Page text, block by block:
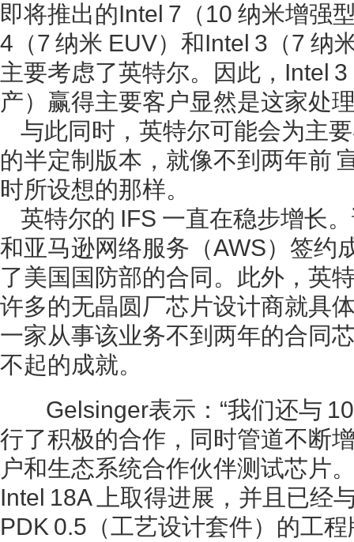
即将推出的Intel 7（10 纳米增强
4（7 纳米 EUV）和Intel 3（7 纳
主要考虑了英特尔。因此，Intel
产）赢得主要客户显然是这家处
与此同时，英特尔可能会为主
的半定制版本，就像不到两年前
时所设想的那样。
英特尔的 IFS 一直在稳步增长
和亚马逊网络服务（AWS）签约
了美国国防部的合同。此外，英
许多的无晶圆厂芯片设计商就具
一家从事该业务不到两年的合同
不起的成就。
Gelsinger表示：“我们还与
行了积极的合作，同时管道不断
户和生态系统合作伙伴测试芯片
Intel 18A 上取得进展，并且已经
PDK 0.5（工艺设计套件）的工